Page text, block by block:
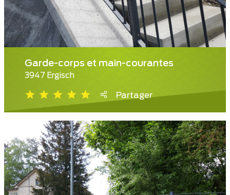
Garde-corps et main-courantes
3947 Ergisch
Partager